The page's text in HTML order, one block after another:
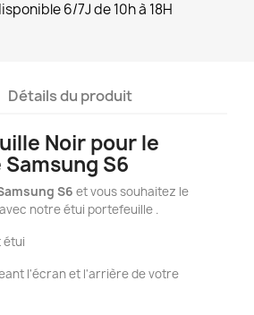
6/7J de 10h à 18H
Détails du produit
Noir pour le
S6
S6 et vous souhaitez le
notre étui portefeuille .
étui
l'écran et l'arrière de votre